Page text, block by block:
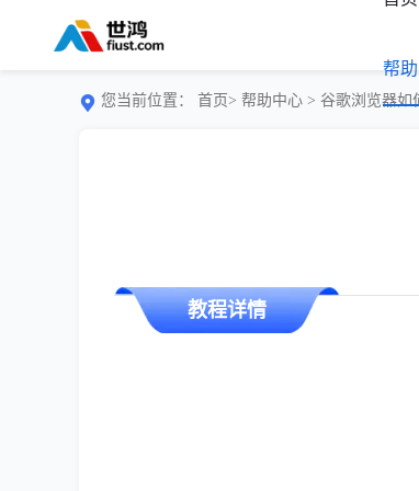
帮
您当前位置： 首页> 帮助中心 > 谷歌浏览器如
教程详情